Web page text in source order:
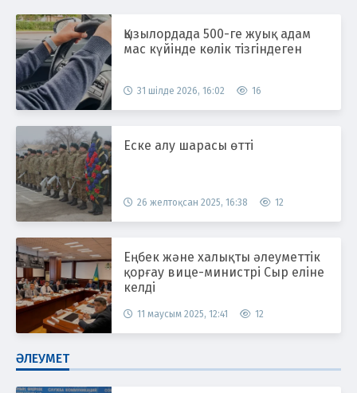
Қызылордада 500-ге жуық адам
мас күйінде көлік тізгіндеген
31 шілде 2026, 16:02 16
Еске алу шарасы өтті
26 желтоқсан 2025, 16:38 12
Еңбек және халықты әлеуметтік
қорғау вице-министрі Сыр еліне
келді
11 маусым 2025, 12:41 12
ӘЛЕУМЕТ